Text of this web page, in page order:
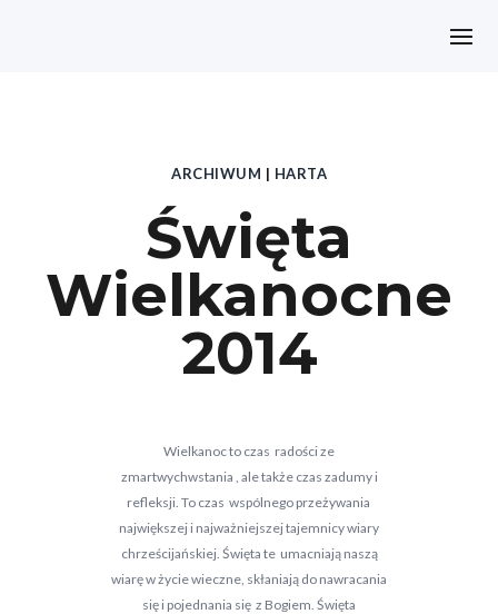
ARCHIWUM | HARTA
Święta
Wielkanocne
2014
Wielkanoc to czas radości ze
zmartwychwstania , ale także czas zadumy i
refleksji. To czas wspólnego przeżywania
największej i najważniejszej tajemnicy wiary
chrześcijańskiej. Święta te umacniają naszą
wiarę w życie wieczne, skłaniają do nawracania
się i pojednania się z Bogiem. Święta